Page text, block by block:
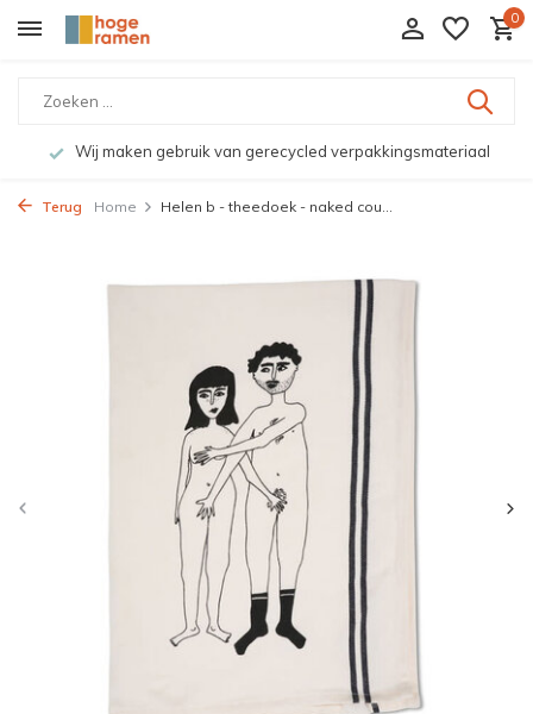
0
Wij maken gebruik van gerecycled verpakkingsmateriaal
Terug Home Helen b - theedoek - naked cou...